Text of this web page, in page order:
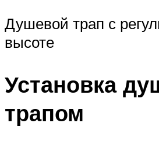
Душевой трап с
высоте
Установка
трапом